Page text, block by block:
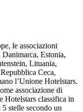
le associazioni
Estonia,
Lituania,
Ceca,
l’Unione Hotelstars.
associazione di
Hotelstars classifica in
stelle secondo un